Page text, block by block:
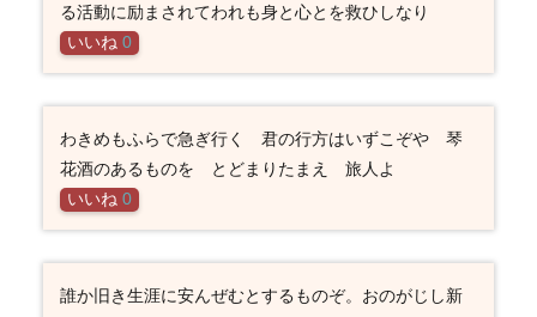
る活動に励まされてわれも身と心とを救ひしなり
いいね 0
わきめもふらで急ぎ行く 君の行方はいずこぞや 琴
花酒のあるものを とどまりたまえ 旅人よ
いいね 0
誰か旧き生涯に安んぜむとするものぞ。おのがじし新